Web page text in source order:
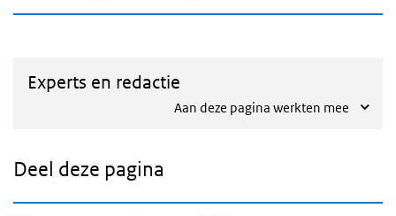
Experts en redactie
Aan deze pagina werkten mee
Deel deze pagina